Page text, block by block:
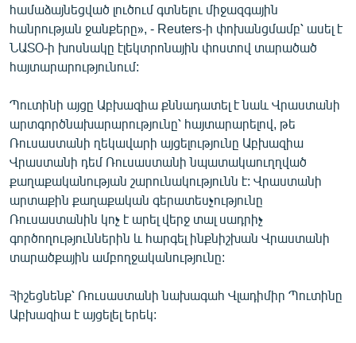
Հայերեն
English
Русский
ՀԵՏԵՎԵՔ ՄԵԶ
«Ազատության» բոլոր կայքերը
համաձայնեցված լուծում գտնելու միջազգային
հանրության ջանքերը», - Reuters-ի փոխանցմամբ՝ ասել է
ՆԱՏՕ-ի խոսնակը էլեկտրոնային փոստով տարածած
հայտարարությունում:
Պուտինի այցը Աբխազիա քննադատել է նաև Վրաստանի
արտգործնախարարությունը՝ հայտարարելով, թե
Ռուսաստանի ղեկավարի այցելությունը Աբխազիա
Վրաստանի դեմ Ռուսաստանի նպատակաուղղված
քաղաքականության շարունակությունն է: Վրաստանի
արտաքին քաղաքական գերատեսչությունը
Ռուսաստանին կոչ է արել վերջ տալ սադրիչ
գործողություններին և հարգել ինքնիշխան Վրաստանի
տարածքային ամբողջականությունը:
Հիշեցնենք՝ Ռուսաստանի նախագահ Վլադիմիր Պուտինը
Աբխազիա է այցելել երեկ: